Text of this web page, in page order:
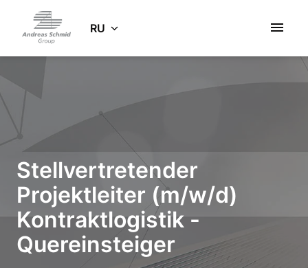
springenStartseite RU
Stellvertretender
Projektleiter (m/w/d)
Kontraktlogistik -
Quereinsteiger